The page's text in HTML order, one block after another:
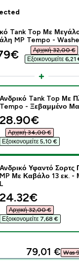
Tank Top Με
MP Tempo -
price
Αρχική 32,00 €‎
Εξοικονομείτε 6,21
- Ανδρικό
Ανδρικό Tank Top Με
Tempo - Ξεβαμμένο
discounted
28.90€‎
Αρχική 34,00 €‎
Εξοικονομείτε 5,10 €‎
- Ανδρικό
Ανδρικό Υφαντό
MP Με Καβάλο 13 εκ. -
L
24.32€‎
Αρχική 32,00 €‎
Εξοικονομείτε 7,68 €‎
79,01 €‎ Was